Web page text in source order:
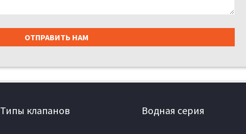
Типы клапанов Водная серия